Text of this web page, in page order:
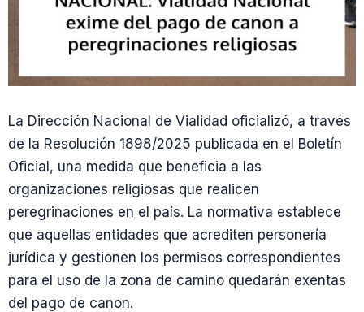
La Dirección Nacional de Vialidad oficializó, a través
de la Resolución 1898/2025 publicada en el Boletín
Oficial, una medida que beneficia a las
organizaciones religiosas que realicen
peregrinaciones en el país. La normativa establece
que aquellas entidades que acrediten personería
jurídica y gestionen los permisos correspondientes
para el uso de la zona de camino quedarán exentas
del pago de canon.